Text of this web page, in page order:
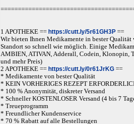
1 APOTHEKE == https://cutt.ly/5r61GH3P ==
Wir bieten Ihnen Medikamente in bester
Standort so schnell wie möglich. Einige
AMBIEN, ATIVAN, Adderall, Codein, Klonopin,
und mehr Preis)
2 APOTHEKE == https://cutt.ly/0r61JrKG ==
* Medikamente von bester Qualität
* KEIN VORHERIGES REZEPT
* 100 % Anonymität, diskreter Versand
* Schneller KOSTENLOSER Versand (4 bis 7
* Treueprogramm
* Freundlicher Kundenservice
* 70 % Rabatt auf alle Bestellungen